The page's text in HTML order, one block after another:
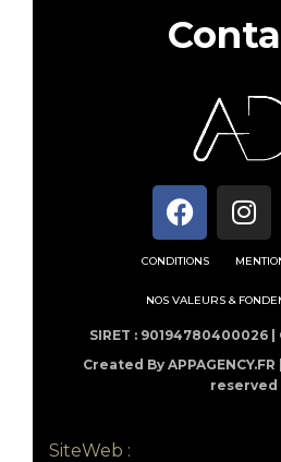
CONDITIONS
NOS VALEURS &
SIRET : 90194780400026 |
Created By APPAGENCY.FR |
reserved
SiteWeb :